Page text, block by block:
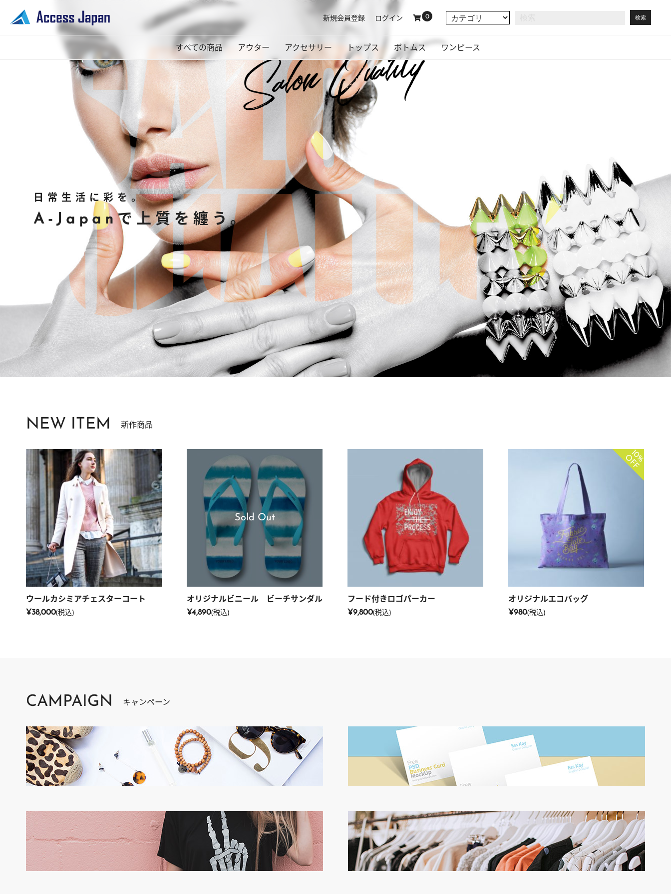
新規会員登録 ログイン 0
すべての商品 アウター
コート
ジャケット
ブルゾン・ジャンパー
アクセサリー
シューズ
その他
バッグ
トップス
Tシャツ・カットソー
シャツ・ブラウス
パーカー
ボトムス
スカート
デニムパンツ
パンツ
レギンスパンツ
ワンピース
日常生活に彩を。
A-Japanで上質を纏う。
NEW ITEM 新作商品
ウールカシミアチェスターコート
¥38,000(税込)
Sold Out
オリジナルビニール ビーチサンダル
¥4,890(税込)
フード付きロゴパーカー
¥9,800(税込)
10%
OFF
オリジナルエコバッグ
¥980(税込)
CAMPAIGN キャンペーン